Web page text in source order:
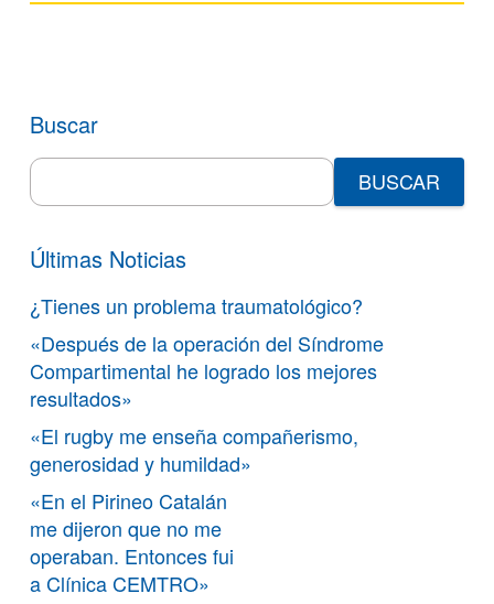
Buscar
Search
for:
Últimas Noticias
¿Tienes un problema traumatológico?
«Después de la operación del Síndrome
Compartimental he logrado los mejores
resultados»
«El rugby me enseña compañerismo,
generosidad y humildad»
«En el Pirineo Catalán
me dijeron que no me
operaban. Entonces fui
a Clínica CEMTRO»